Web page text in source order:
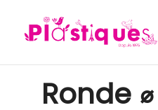
Ronde